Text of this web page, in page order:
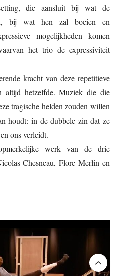
die aansluit bij wat de
bij wat hen zal boeien en
mogelijkheden komen
het trio de expressiviteit
kracht van deze repetitieve
altijd hetzelfde. Muziek die die
tragische helden zouden willen
houdt: in de dubbele zin dat ze
ons verleidt.
werk van de drie
Chesneau, Flore Merlin en